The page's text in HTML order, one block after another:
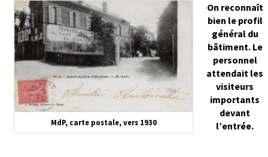
MdP, carte postale, vers 1930
On reconnaît
bien le profil
général du
bâtiment. Le
personnel
attendait les
visiteurs
importants
devant
l’entrée.